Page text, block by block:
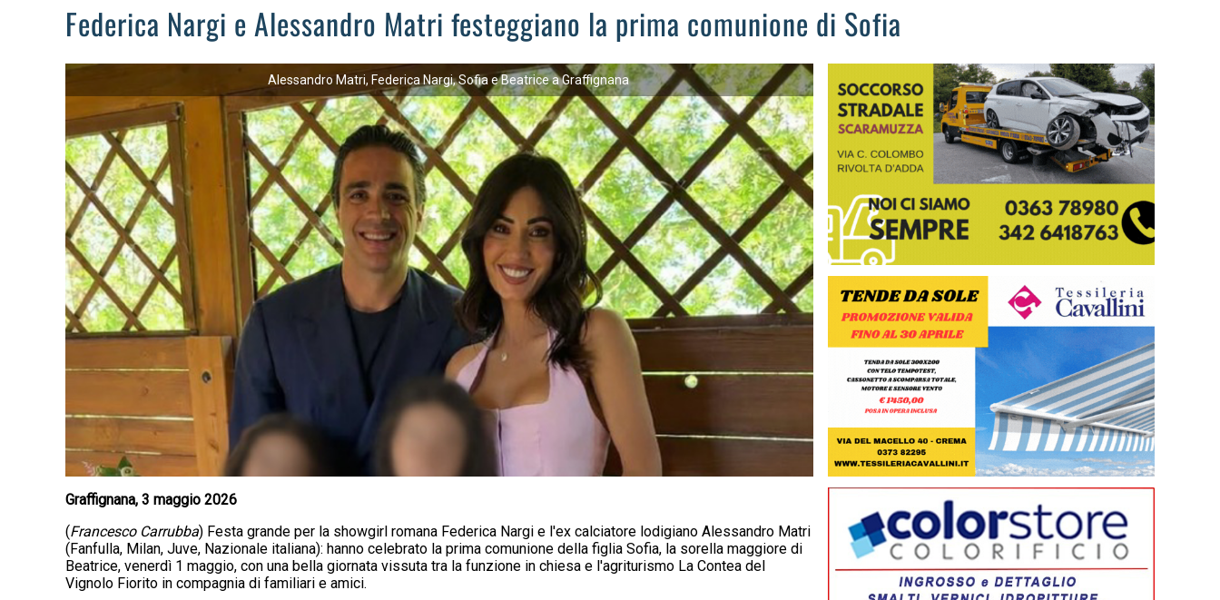
Federica Nargi e Alessandro Matri festeggiano la prima comunione di Sofia
Alessandro Matri, Federica Nargi, Sofia e Beatrice a Graffignana
Graffignana, 3 maggio 2026
(Francesco Carrubba) Festa grande per la showgirl romana Federica Nargi e l'ex calciatore lodigiano Alessandro Matri
(Fanfulla, Milan, Juve, Nazionale italiana): hanno celebrato la prima comunione della figlia Sofia, la sorella maggiore di
Beatrice, venerdì 1 maggio, con una bella giornata vissuta tra la funzione in chiesa e l'agriturismo La Contea del
Vignolo Fiorito in compagnia di familiari e amici.